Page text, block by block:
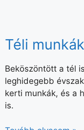
Téli
Beköszöntött a tél
leghidegebb
kerti munkák, és a
is.